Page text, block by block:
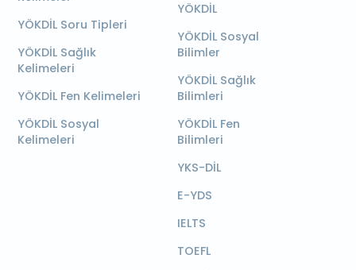
YÖKDİL Soru Tipleri
YÖKDİL Sağlık
Kelimeleri
YÖKDİL Fen Kelimeleri
YÖKDİL Sosyal
Kelimeleri
YÖKDİL
YÖKDİL Sosyal
Bilimler
YÖKDİL Sağlık
Bilimleri
YÖKDİL Fen
Bilimleri
YKS-DİL
E-YDS
IELTS
TOEFL